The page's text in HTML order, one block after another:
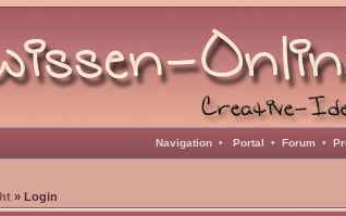
Navigation • Portal • Forum •
» Login